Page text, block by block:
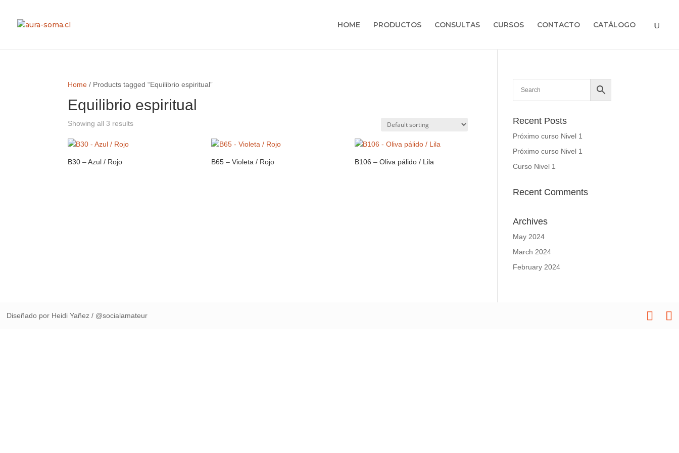
HOME PRODUCTOS CONSULTAS CURSOS CONTACTO CATÁLOGO
Home / Products tagged “Equilibrio espiritual”
Equilibrio espiritual
Showing all 3 results
B30 – Azul / Rojo B65 – Violeta / Rojo B106 – Oliva pálido / Lila
Recent Posts
Próximo curso Nivel 1
Próximo curso Nivel 1
Curso Nivel 1
Recent Comments
Archives
May 2024
March 2024
February 2024
Diseñado por Heidi Yañez / @socialamateur